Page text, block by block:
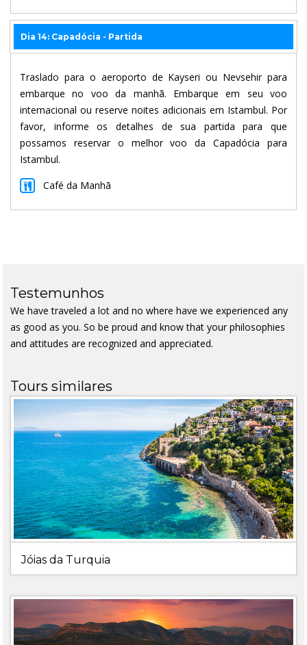
Dia 14: Capadócia - Partida
Traslado para o aeroporto de Kayseri ou Nevsehir para
embarque no voo da manhã. Embarque em seu voo
internacional ou reserve noites adicionais em Istambul. Por
favor, informe os detalhes de sua partida para que
possamos reservar o melhor voo da Capadócia para
Istambul.
Café da Manhã
Testemunhos
We have traveled a lot and no where have we experienced any
as good as you. So be proud and know that your philosophies
and attitudes are recognized and appreciated.
Tours similares
Jóias da Turquia